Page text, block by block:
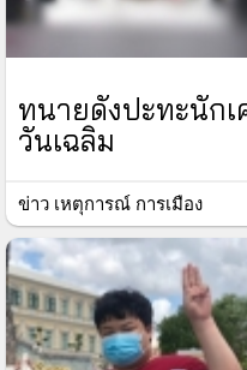
ทนายดังปะทะนักเ
วันเฉลิม
ข่าว เหตุการณ์ การเมือง